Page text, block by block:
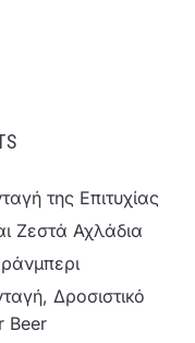
της Επιτυχίας
Ζεστά Αχλάδια
Δροσιστικό
Beer